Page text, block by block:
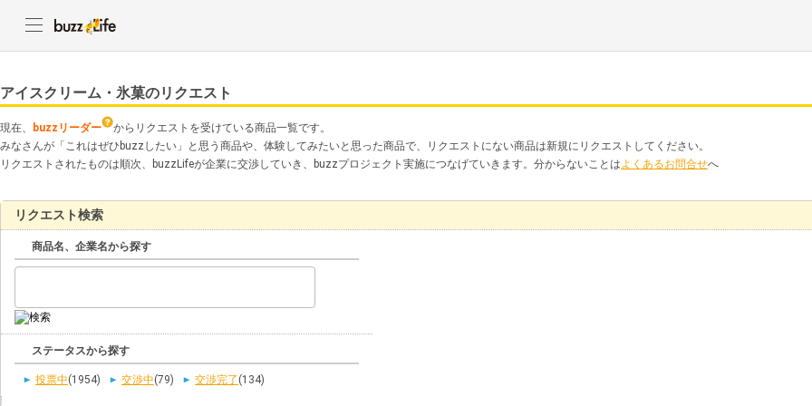
アイスクリーム・氷菓のリクエスト
現在、 buzzリーダー
からリクエストを受けている商品一覧です。
みなさんが「これはぜひbuzzしたい」と思う商品や、体験してみたいと思った商品で、リクエストにない商品は新規にリクエストしてください。
リクエストされたものは順次、buzzLifeが企業に交渉していき、buzzプロジェクト実施につなげていきます。分からないことはよくあるお問合せへ
リクエスト検索
商品名、企業名から探す
ステータスから探す
投票中(1954) 交渉中(79) 交渉完了 (134)